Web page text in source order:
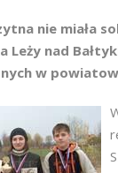
nie miała
Leży nad
w